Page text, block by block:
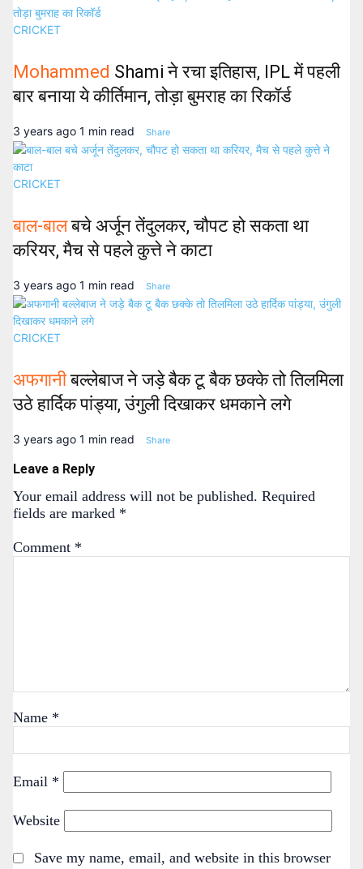
CRICKET
Mohammed Shami ने रचा इतिहास, IPL में पहली
बार बनाया ये कीर्तिमान, तोड़ा बुमराह का रिकॉर्ड
3 years ago 1 min read Share
CRICKET
बाल-बालबचे अर्जून तेंदुलकर, चौपट हो सकता था
करियर, मैच से पहले कुत्ते ने काटा
3 years ago 1 min read Share
CRICKET
अफगानीबल्लेबाज ने जड़े बैक टू बैक छक्के तो तिलमिला
उठे हार्दिक पांड्या, उंगुली दिखाकर धमकाने लगे
3 years ago 1 min read Share
Leave a Reply
Your email address will not be published. Required
fields are marked *
Comment *
Name *
Email *
Website
Save my name, email, and website in this browser